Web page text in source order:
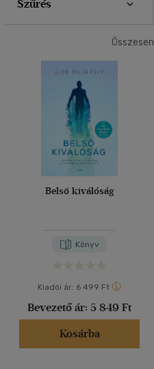
(5)
2500 Ft - 4500 Ft
4500 Ft felett
Korosztály szerint
Gyermek
3 - 6 év(1)
14 - 18 év
Magyar(1287)
Szűrés
Összesen
Belső kiválóság
Könyv
Kiadói ár: 6 499 Ft
Bevezető ár: 5 849 Ft
Kosárba